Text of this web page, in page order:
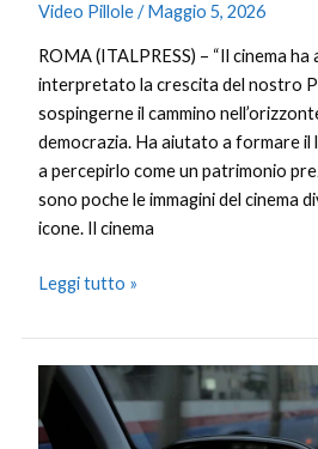
Video Pillole/Maggio 5, 2026
ROMA (ITALPRESS) – “Il cinema
interpretato la crescita del nostro
sospingerne il cammino
democrazia. Ha aiutato a formare il
a percepirlo come un patrimonio
sono poche le immagini del cinema
icone. Il cinema
Leggi tutto »
Mercato
dell’auto
in